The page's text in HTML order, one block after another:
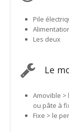
Pile
Les deux
Le
Amovible >
ou pâte à
Fixe > le